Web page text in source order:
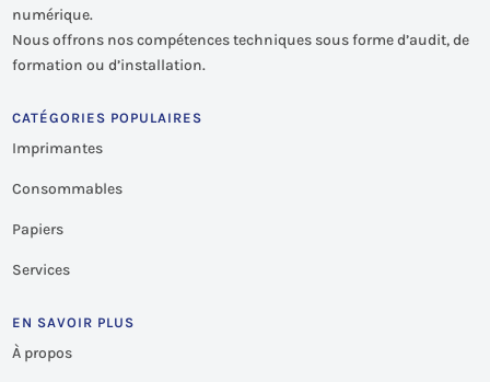
numérique.
Nous offrons nos compétences techniques sous forme d’audit, de
formation ou d’installation.
CATÉGORIES POPULAIRES
Imprimantes
Consommables
Papiers
Services
EN SAVOIR PLUS
À propos